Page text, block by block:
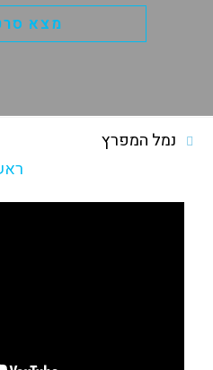
נמל המפרץ